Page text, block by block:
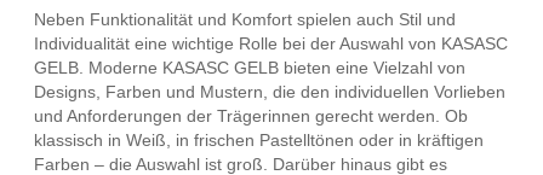
Neben Funktionalität und Komfort spielen auch Stil und
Individualität eine wichtige Rolle bei der Auswahl von KASASC
GELB. Moderne KASASC GELB bieten eine Vielzahl von
Designs, Farben und Mustern, die den individuellen Vorlieben
und Anforderungen der Trägerinnen gerecht werden. Ob
klassisch in Weiß, in frischen Pastelltönen oder in kräftigen
Farben – die Auswahl ist groß. Darüber hinaus gibt es